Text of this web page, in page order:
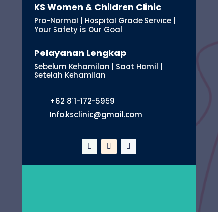
KS Women & Children Clinic
Pro-Normal | Hospital Grade Service |
Your Safety is Our Goal
Pelayanan Lengkap
Sebelum Kehamilan | Saat Hamil |
Setelah Kehamilan
+62 811-172-5959
Info.ksclinic@gmail.com